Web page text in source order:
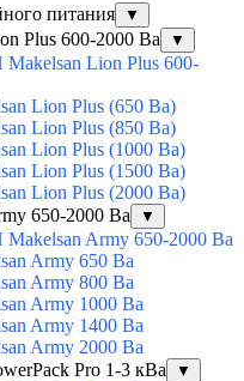
питания ▼
Plus 600-2000 Ва ▼
Lion Plus 600-
Lion Plus (650 Ва)
Lion Plus (850 Ва)
Lion Plus (1000 Ва)
Lion Plus (1500 Ва)
Lion Plus (2000 Ва)
650-2000 Ва
▼
Army 650-2000 Ва
Army 650 Ва
Army 800 Ва
Army 1000 Ва
Army 1400 Ва
Army 2000 Ва
Pro 1-3 кВа
▼